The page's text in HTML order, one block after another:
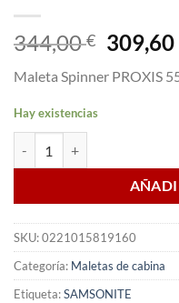
344,00€ El
precio
309,60
Maleta Spinner PROXIS
Hay existencias
SKU:0221015819160
Categoría: Maletas de cabina
Etiqueta:SAMSONITE